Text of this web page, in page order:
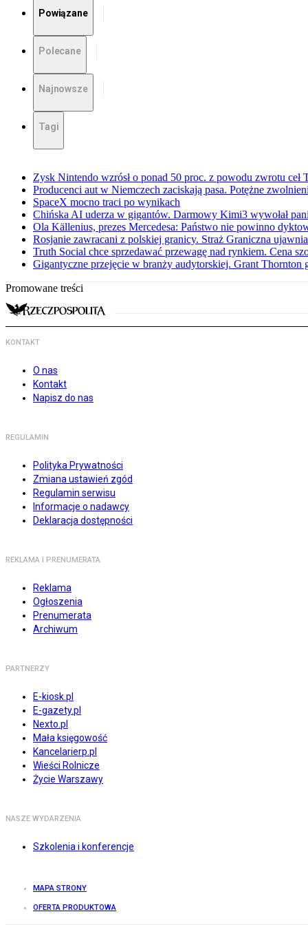
Powiązane
Polecane
Najnowsze
Tagi
Zysk Nintendo wzrósł o ponad 50 proc. z powodu zwrotu ceł
Producenci aut w Niemczech zaciskają pasa. Potężne
SpaceX mocno traci po wynikach
Chińska AI uderza w gigantów. Darmowy Kimi3 wywołał
Ola Källenius, prezes Mercedesa: Państwo nie powinno
Rosjanie zawracani z polskiej granicy. Straż Graniczna
Truth Social chce sprzedawać przewagę nad rynkiem. Cena
Gigantyczne przejęcie w branży audytorskiej. Grant Thornton
Promowane treści
KONTAKT
O nas
Kontakt
Napisz do nas
REGULAMIN
Polityka Prywatności
Zmiana ustawień zgód
Regulamin serwisu
Informacje o nadawcy
Deklaracja dostępności
REKLAMA I PRENUMERATA
Reklama
Ogłoszenia
Prenumerata
Archiwum
PARTNERZY
E-kiosk.pl
E-gazety.pl
Nexto.pl
Mała księgowość
Kancelarierp.pl
Wieści Rolnicze
Życie Warszawy
NASZE WYDARZENIA
Szkolenia i konferencje
MAPA STRONY
OFERTA PRODUKTOWA